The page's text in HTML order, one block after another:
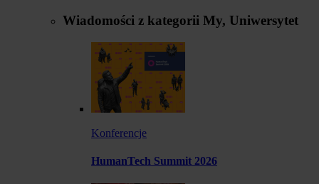
Wiadomości z kategorii My, Uniwersytet
Konferencje
HumanTech Summit 2026